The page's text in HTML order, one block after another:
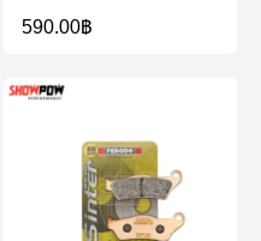
590.00฿